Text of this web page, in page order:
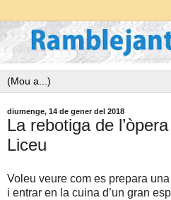
diumenge, 14 de gener del 2018
La rebotiga de
Liceu
Voleu veure com es prepara
i entrar en la cuina d’un gran